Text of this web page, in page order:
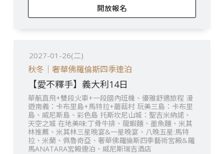
開放報名
2027-01-26(二)
秋冬｜奢華佛羅倫斯四季連泊
【愛不釋手】義大利14日
華航直飛+雙段火車+一段國內班機、優雅舒適旅程 漫
遊南義：卡布里島+馬特拉+蘑菇村 玩美三島：卡布里
島、威尼斯島、彩色島 托斯坎尼山城：聖吉米納諾、
天空之城 在地美味:丁骨牛排、龍蝦麵、墨魚麵、米其
林推薦、米其林三星晚宴&一星晚宴、八晚五星:馬特
拉、米蘭、佩魯奇亞、奢華佛羅倫斯四季藝術宮殿&羅
馬ANATARA宮殿連泊、威尼斯瑞吉酒店